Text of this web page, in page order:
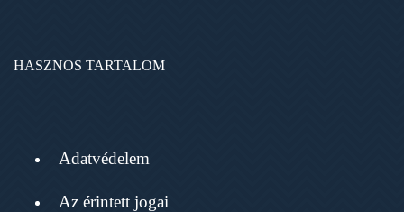
HASZNOS TARTALOM
Adatvédelem
Az érintett jogai